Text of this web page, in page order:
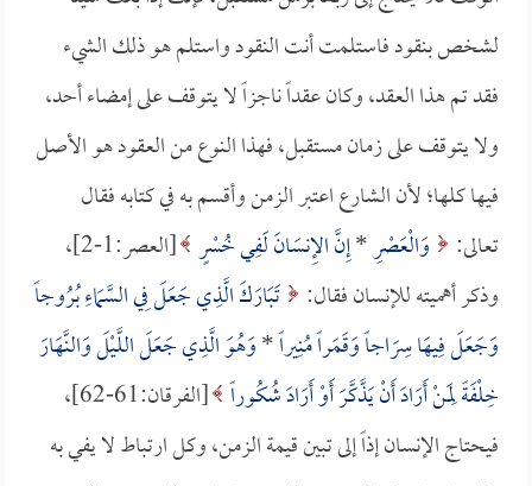
لشخص بنقود فاستلمت أنت النقود واستلم هو ذلك الشيء
فقد تم هذا العقد، وكان عقداً ناجزاً لا يتوقف على إمضاء أحد،
ولا يتوقف على زمان مستقبل، فهذا النوع من العقود هو الأصل
فيها كلها؛ لأن الشارع اعتبر الزمن وأقسم به في كتابه فقال
تعالى:
وَالْعَصْرِ*إِنَّ الإِنسَانَ لَفِي خُسْرٍ
[العصر:1-2]،
وذكر أهميته للإنسان فقال: تَبَارَكَ الَّذِي جَعَلَ فِي السَّمَاءِ بُرُوجاً
وَجَعَلَ فِيهَا سِرَاجاً وَقَمَراً مُنِيراً*وَهُوَ الَّذِي جَعَلَ اللَّيْلَ وَالنَّهَارَ
خِلْفَةً لِمَنْ أَرَادَ أَنْ يَذَّكَّرَ أَوْ أَرَادَ شُكُوراً
[الفرقان:61-62]،
فيحتاج الإنسان إذاً إلى تبين قيمة الزمن، وكل ارتباط لا يفي به